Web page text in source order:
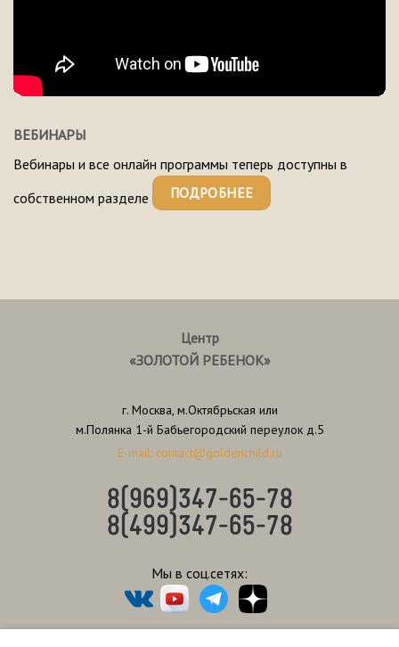
ВЕБИНАРЫ
Вебинары и все онлайн программы теперь доступны в
собственном разделе
ПОДРОБНЕЕ
Центр
«ЗОЛОТОЙ РЕБЕНОК»
г. Москва, м.Октябрьская или
м.Полянка 1-й Бабьегородский переулок д.5
E-mail: contact@goldenchild.ru
8(969)347-65-78
8(499)347-65-78
Мы в соц.сетях: